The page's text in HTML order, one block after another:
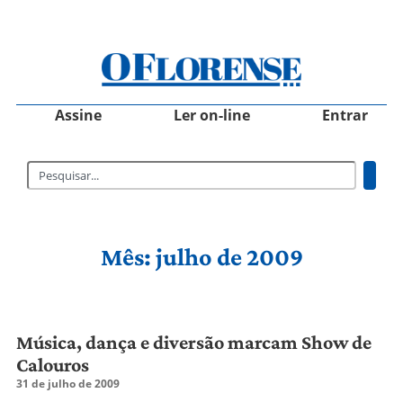
Assine Ler on-line Entrar
Mês: julho de 2009
Música, dança e diversão marcam Show de
Calouros
31 de julho de 2009